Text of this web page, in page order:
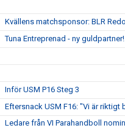
Kvällens matchsponsor: BLR
Tuna Entreprenad - ny guldpartner!
Inför USM P16 Steg 3
Eftersnack USM F16: "Vi är riktigt
Ledare från VI Parahandboll